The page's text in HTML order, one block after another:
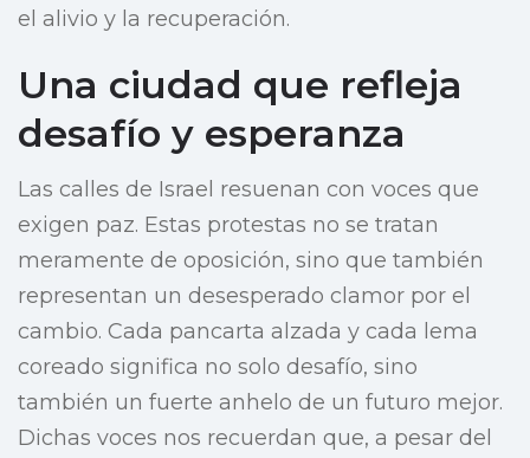
el alivio y la recuperación.
Una ciudad que refleja
desafío y esperanza
Las calles de Israel resuenan con voces que
exigen paz. Estas protestas no se tratan
meramente de oposición, sino que también
representan un desesperado clamor por el
cambio. Cada pancarta alzada y cada lema
coreado significa no solo desafío, sino
también un fuerte anhelo de un futuro mejor.
Dichas voces nos recuerdan que, a pesar del